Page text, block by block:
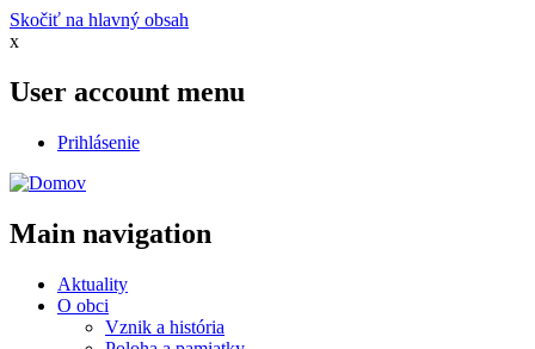
Skočiť na hlavný obsah
x
User account menu
Prihlásenie
Main navigation
Aktuality
O obci
Vznik a história